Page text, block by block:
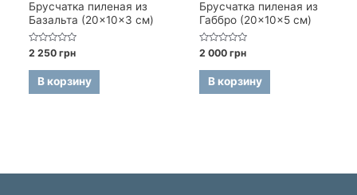
Брусчатка пиленая из
Базальта (20×10×3 см)
Оценка
0
из
2 250грн
В корзину
Брусчатка пиленая из
Габбро (20×10×5 см)
Оценка
0
из
2 000грн
В корзину